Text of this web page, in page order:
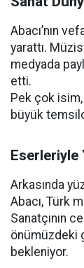
Abacı’nın
yarattı.
medyada
etti.
Pek çok isim,
büyük
Eserleriyle
Arkasında
Abacı, Türk
Sanatçının
önümüzdeki
bekleniyor.